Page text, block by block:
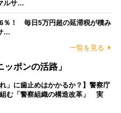
ルサ…
％！ 毎日5万円超の延滞税が積み
…
一覧を見る
ポンの活路」
れ」に歯止めはかかるか？】警察庁
む「警察組織の構造改革」 実